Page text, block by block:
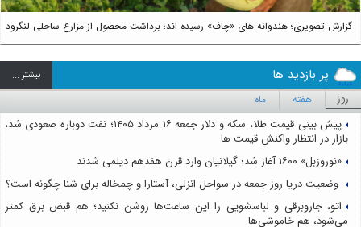
گزارش تصویری؛ هندوانه های «چاف» رسیده اند؛ برداشت محصول از مزارع ساحلی لنگرود
پر بازدید ها بيشتر ...
روز هفته ماه
پیش بینی قیمت طلا، سکه و دلار جمعه ۱۶ مرداد ۱۴۰۵؛ نفت دوباره صعودی شد،
بازار در انتظار واکنش قیمت ها
«نوروزبل» ۱۶۰۰ آغاز شد؛ گیلانیان وارد قرن هفدهم دیلمی شدند
وضعیت دریا روز جمعه در سواحل انزلی، آستارا و چمخاله برای شنا چگونه است؟
اتو، جاروبرقی و لباسشویی را این ساعت‌ها روشن نکنید؛ هم قبض برق کمتر
می‌شود، هم خاموشی‌ها